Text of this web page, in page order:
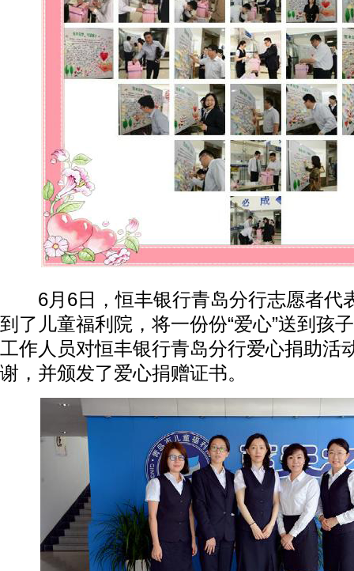
6月6日，恒丰银行青岛分行志愿者代
到了儿童福利院，将一份份“爱心”送到孩
工作人员对恒丰银行青岛分行爱心捐助活
谢，并颁发了爱心捐赠证书。